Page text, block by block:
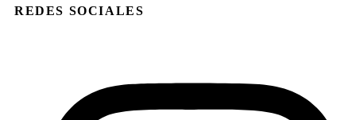
REDES SOCIALES